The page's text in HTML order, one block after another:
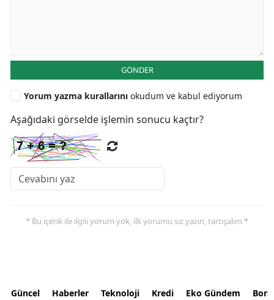
GÖNDER
Yorum yazma kurallarını okudum ve kabul ediyorum
Aşağıdaki görselde işlemin sonucu kaçtır?
* Bu içerik ile ilgili yorum yok, ilk yorumu siz yazın, tartışalım *
Güncel Haberler Teknoloji Kredi Eko Gündem